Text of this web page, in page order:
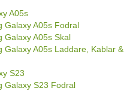
A05s
Galaxy A05s Fodral
Galaxy A05s Skal
Galaxy A05s Laddare, Kablar &
S23
Galaxy S23 Fodral